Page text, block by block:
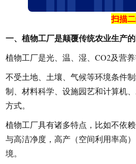
扫描
一、植物工厂是颠覆传统农业生产
植物工厂是光、温、湿、CO2及营
不受土地、土壤、气候等环境条件
制、材料科学、设施园艺和计算机
方式。
植物工厂具有诸多特点，比如不依
与高洁净度，高产（空间利用率高
境。